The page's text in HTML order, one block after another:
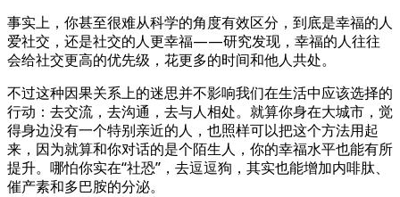
事实上，你甚至很难从科学的角度有效区分，到底是幸福的人
爱社交，还是社交的人更幸福——研究发现，幸福的人往往
会给社交更高的优先级，花更多的时间和他人共处。
不过这种因果关系上的迷思并不影响我们在生活中应该选择的
行动：去交流，去沟通，去与人相处。就算你身在大城市，觉
得身边没有一个特别亲近的人，也照样可以把这个方法用起
来，因为就算和你对话的是个陌生人，你的幸福水平也能有所
提升。哪怕你实在“社恐”，去逗逗狗，其实也能增加内啡肽、
催产素和多巴胺的分泌。